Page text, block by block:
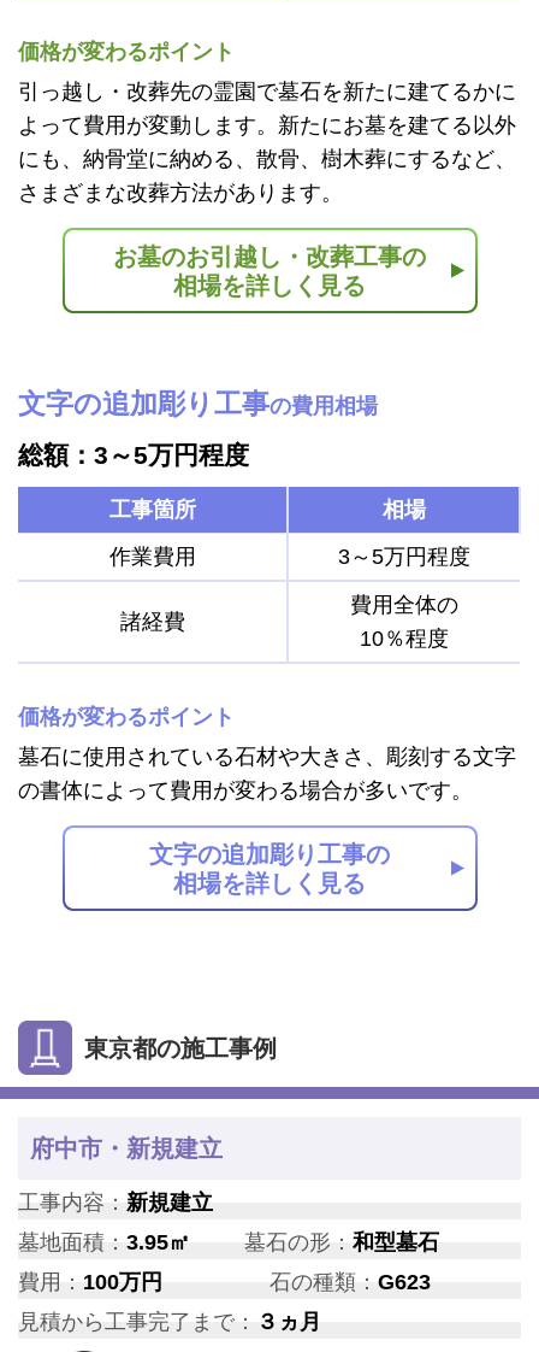
価格が変わるポイント
引っ越し・改葬先の霊園で墓石を新たに建てるかに
よって費用が変動します。新たにお墓を建てる以外
にも、納骨堂に納める、散骨、樹木葬にするなど、
さまざまな改葬方法があります。
お墓のお引越し・改葬工事の
相場を詳しく見る
文字の追加彫り工事の費用相場
総額：3～5万円程度
工事箇所
相場
作業費用
3～5万円程度
諸経費
費用全体の
10％程度
価格が変わるポイント
墓石に使用されている石材や大きさ、彫刻する文字
の書体によって費用が変わる場合が多いです。
文字の追加彫り工事の
相場を詳しく見る
東京都の施工事例
府中市・新規建立
工事内容： 新規建立
墓地面積： 3.95㎡ 墓石の形：和型墓石
費用： 100万円 石の種類： G623
見積から工事完了まで： ３ヵ月